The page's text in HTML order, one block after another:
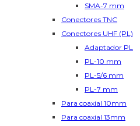
SMA-7 mm
Conectores TNC
Conectores UHF (PL)
Adaptador PL
PL-10 mm
PL-5/6 mm
PL-7 mm
Para coaxial 10mm
Para coaxial 13mm